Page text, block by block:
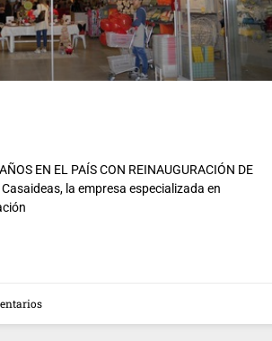
EN EL PAÍS CON REINAUGURACIÓN DE
Casaideas, la empresa especializada en